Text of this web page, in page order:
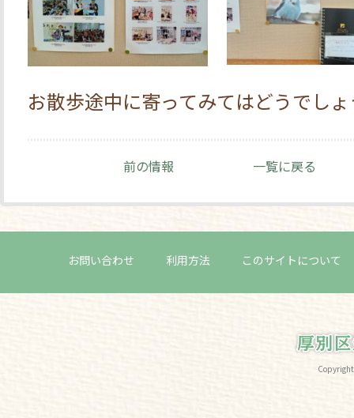
お散歩途中に寄ってみてはどうでし
前の情報 一覧に戻る
お問い合わせ 利用方法 このサイトについて